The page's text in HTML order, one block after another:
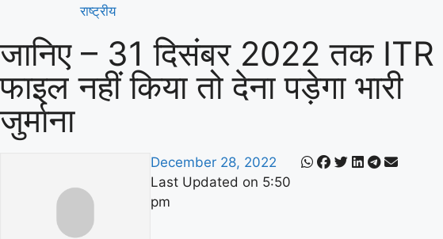
राष्ट्रीय
जानिए – 31 दिसंबर 2022 तक ITR
फाइल नहीं किया तो देना पड़ेगा भारी
जुर्माना
December 28, 2022
Last Updated on 5:50
pm